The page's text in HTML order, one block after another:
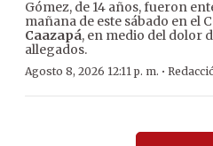
Gómez, de 14 años, fueron
mañana de este sábado en el
Caazapá, en medio del dolor
allegados.
Agosto 8, 2026 12:11 p. m. ·